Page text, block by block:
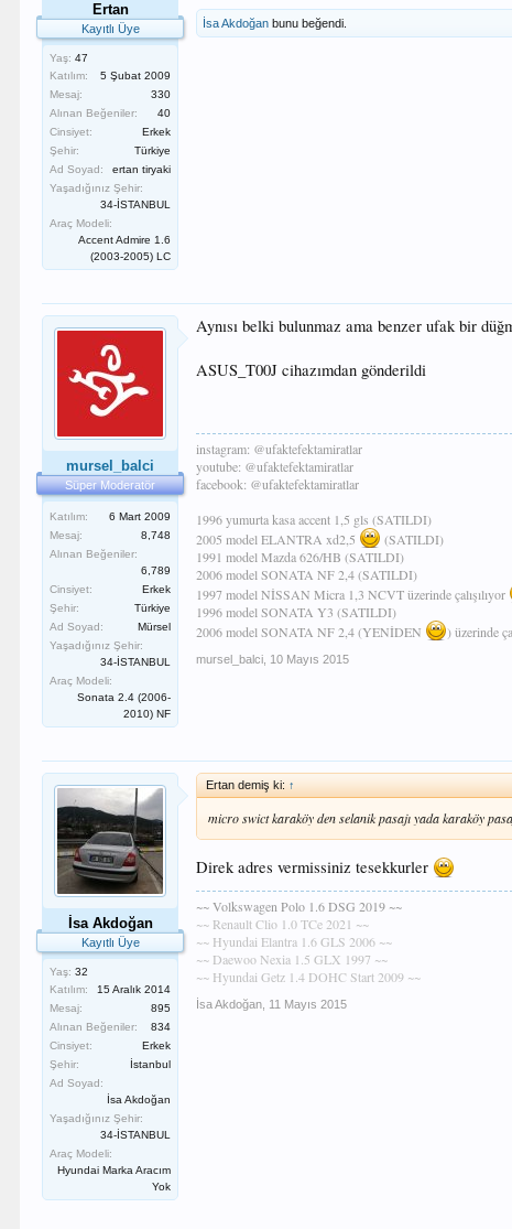
Ertan
Kayıtlı Üye
Yaş: 47
Katılım:
5 Şubat 2009
Mesaj:
330
Alınan Beğeniler:
40
Cinsiyet:
Erkek
Şehir:
Türkiye
Ad Soyad:
ertan tiryaki
Yaşadığınız Şehir:
34-İSTANBUL
Araç Modeli:
Accent Admire 1.6
(2003-2005) LC
İsa Akdoğan bunu beğendi.
mursel_balci
Süper Moderatör
Katılım:
6 Mart 2009
Mesaj:
8,748
Alınan Beğeniler:
6,789
Cinsiyet:
Erkek
Şehir:
Türkiye
Ad Soyad:
Mürsel
Yaşadığınız Şehir:
34-İSTANBUL
Araç Modeli:
Sonata 2.4 (2006-
2010) NF
Aynısı belki bulunmaz ama benzer ufak bir
ASUS_T00J cihazımdan gönderildi
instagram: @ufaktefektamiratlar
youtube: @ufaktefektamiratlar
facebook: @ufaktefektamiratlar
1996 yumurta kasa accent 1,5 gls (SATILDI)
2005 model ELANTRA xd2,5
(SATILDI)
1991 model Mazda 626/HB (SATILDI)
2006 model SONATA NF 2,4 (SATILDI)
1997 model NİSSAN Micra 1,3 NCVT üzerinde çalışılıyor
1996 model SONATA Y3 (SATILDI)
2006 model SONATA NF 2,4 (YENİDEN
) üzerinde
mursel_balci 10 Mayıs 2015
İsa Akdoğan
Kayıtlı Üye
Yaş: 32
Katılım:
15 Aralık 2014
Mesaj:
895
Alınan Beğeniler:
834
Cinsiyet:
Erkek
Şehir:
İstanbul
Ad Soyad:
İsa Akdoğan
Yaşadığınız Şehir:
34-İSTANBUL
Araç Modeli:
Hyundai Marka Aracım
Yok
Ertan demiş ki: ↑
micro swict karaköy den selanik pasajı yada karaköy
Direk adres vermissiniz tesekkurler
~~ Volkswagen Polo 1.6 DSG 2019 ~~
~~ Renault Clio 1.0 TCe 2021 ~~
~~ Hyundai Elantra 1.6 GLS 2006 ~~
~~ Daewoo Nexia 1.5 GLX 1997 ~~
~~ Hyundai Getz 1.4 DOHC Start 2009 ~~
İsa Akdoğan 11 Mayıs 2015